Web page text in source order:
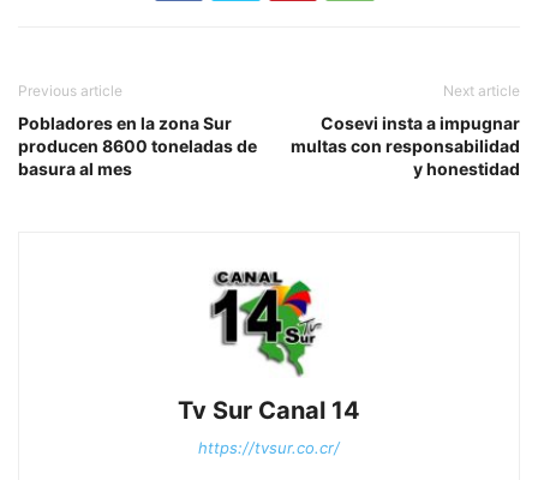
Previous article
Pobladores en la zona Sur
producen 8600 toneladas de
basura al mes
Next article
Cosevi insta a impugnar
multas con responsabilidad
y honestidad
Tv Sur Canal 14
https://tvsur.co.cr/